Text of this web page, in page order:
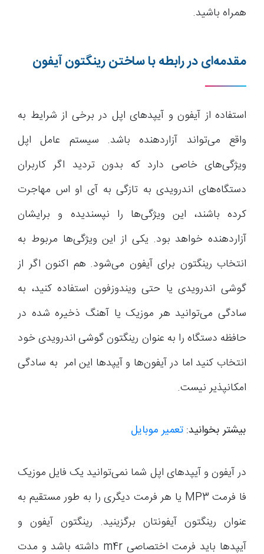
همراه باشید.
مقدمه‌ای در رابطه با ساختن رینگتون آیفون
استفاده از آیفون و آیپدهای اپل در برخی از شرایط به
واقع می‌تواند آزاردهنده باشد. سیستم عامل اپل
ویژگی‌های خاصی دارد که بدون تردید اگر کاربران
دستگاه‌های اندرویدی به تازگی به آی او اس مهاجرت
کرده باشند، این ویژگی‌ها را نپسندیده و برایشان
آزاردهنده خواهد بود. یکی از این ویژگی‌ها مربوط به
انتخاب رینگتون برای آیفون می‌شود. هم اکنون اگر از
گوشی اندرویدی یا حتی ویندوزفون استفاده کنید، به
سادگی می‌توانید هر موزیک یا آهنگ ذخیره شده در
حافظه دستگاه را به عنوان رینگتون گوشی اندرویدی خود
انتخاب کنید اما در آیفون‌ها و آیپدها این امر به سادگی
امکانپذیر نیست.
بیشتر بخوانید: تعمیر موبایل
در آیفون و آیپدهای اپل شما نمی‌توانید یک فایل موزیک
فا فرمت MP3 یا هر فرمت دیگری را به طور مستقیم به
عنوان رینگتون آیفونتان برگزینید. رینگتون آیفون و
آیپدها باید فرمت اختصاصی m4r داشته باشد و مدت